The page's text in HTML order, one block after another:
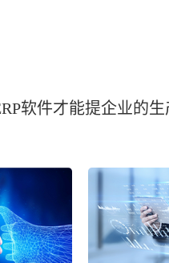
软件才能提企业的